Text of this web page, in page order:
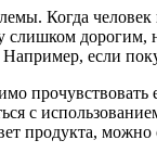
Когда
если
с
продукта,